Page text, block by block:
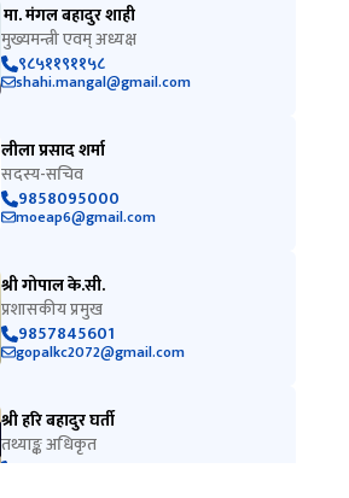
मा. मंगल बहादुर शाही
मुख्यमन्त्री एवम् अध्यक्ष
९८५११९११५८
shahi.mangal@gmail.com
लीला प्रसाद शर्मा
सदस्य-सचिव
9858095000
moeap6@gmail.com
श्री गोपाल के.सी.
प्रशासकीय प्रमुख
9857845601
gopalkc2072@gmail.com
श्री हरि बहादुर घर्ती
तथ्याङ्क अधिकृत